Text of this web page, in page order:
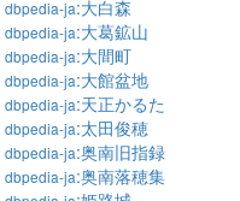
dbpedia-ja:大白森
dbpedia-ja:大葛鉱山
dbpedia-ja:大間町
dbpedia-ja:大館盆地
dbpedia-ja:天正かるた
dbpedia-ja:太田俊穂
dbpedia-ja:奥南旧指録
dbpedia-ja:奥南落穂集